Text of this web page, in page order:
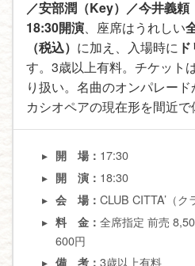
／安部潤（Key）／今井義頼
18:30開演、座席はうれしい
（税込） に加え、入場時に
す。3歳以上有料。チケット
り扱い。名曲のオンパレード
カシオペアの現在形を間近で
開 場： 17:30
開 演： 18:30
会 場：CLUB CITTA’（ク
料 金：全席指定 前売
600円
備 考：3歳以上有料